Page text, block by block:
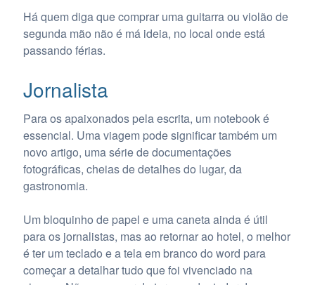
Há quem diga que comprar uma guitarra ou violão de
segunda mão não é má ideia, no local onde está
passando férias.
Jornalista
Para os apaixonados pela escrita, um notebook é
essencial. Uma viagem pode significar também um
novo artigo, uma série de documentações
fotográficas, cheias de detalhes do lugar, da
gastronomia.
Um bloquinho de papel e uma caneta ainda é útil
para os jornalistas, mas ao retornar ao hotel, o melhor
é ter um teclado e a tela em branco do word para
começar a detalhar tudo que foi vivenciado na